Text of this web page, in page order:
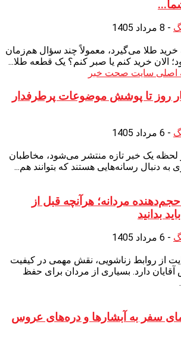
- 8 مرداد 1405
طلا می‌گیرد، معمولاً چند سؤال هم‌زمان
الان خرید کنم یا صبر کنم؟ یک قطعه طلا...
روز تا پوشش موضوعات پرطرفدار
- 6 مرداد 1405
لحظه یک خبر تازه منتشر می‌شود، مخاطبان
دنبال رسانه‌هایی هستند که بتوانند هم...
مردانه؛ هرآنچه قبل از
بدانید
- 6 مرداد 1405
از روابط زناشویی، نقش مهمی در کیفیت
آقایان دارد. بسیاری از مردان برای حفظ
سفر به آبشارها و دره‌های عروس